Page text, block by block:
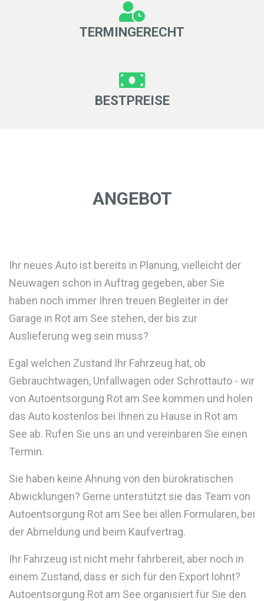
TERMINGERECHT
BESTPREISE
ANGEBOT
Ihr neues Auto ist bereits in Planung, vielleicht der
Neuwagen schon in Auftrag gegeben, aber Sie
haben noch immer Ihren treuen Begleiter in der
Garage in Rot am See stehen, der bis zur
Auslieferung weg sein muss?
Egal welchen Zustand Ihr Fahrzeug hat, ob
Gebrauchtwagen, Unfallwagen oder Schrottauto - wir
von Autoentsorgung Rot am See kommen und holen
das Auto kostenlos bei Ihnen zu Hause in Rot am
See ab. Rufen Sie uns an und vereinbaren Sie einen
Termin.
Sie haben keine Ahnung von den bürokratischen
Abwicklungen? Gerne unterstützt sie das Team von
Autoentsorgung Rot am See bei allen Formularen, bei
der Abmeldung und beim Kaufvertrag.
Ihr Fahrzeug ist nicht mehr fahrbereit, aber noch in
einem Zustand, dass er sich für den Export lohnt?
Autoentsorgung Rot am See organisiert für Sie den